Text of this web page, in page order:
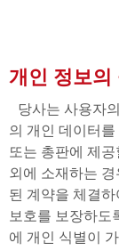
개인 정보의
당사는 사용자
의 개인 데이터
또는 총판에 제
외에 소재하는
된 계약을 체결
보호를 보장하도
에 개인 식별이